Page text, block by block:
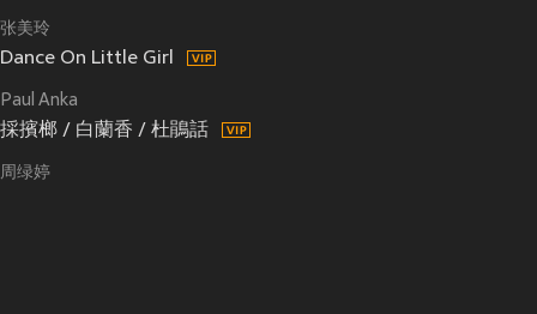
张美玲
Dance On Little Girl
Paul Anka
採擯榔 / 白蘭香 / 杜鵑話
周绿婷